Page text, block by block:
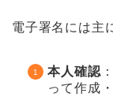
電子署名には主
本人確認
って作成